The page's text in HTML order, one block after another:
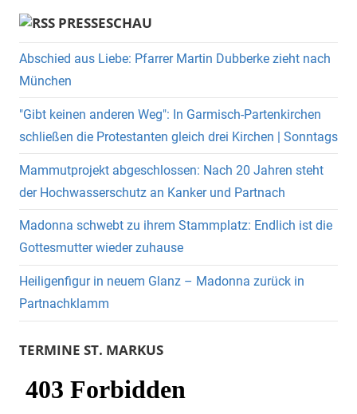
PRESSESCHAU
Abschied aus Liebe: Pfarrer Martin Dubberke zieht nach
München
"Gibt keinen anderen Weg": In Garmisch-Partenkirchen
schließen die Protestanten gleich drei Kirchen | Sonntags
Mammutprojekt abgeschlossen: Nach 20 Jahren steht
der Hochwasserschutz an Kanker und Partnach
Madonna schwebt zu ihrem Stammplatz: Endlich ist die
Gottesmutter wieder zuhause
Heiligenfigur in neuem Glanz – Madonna zurück in
Partnachklamm
TERMINE ST. MARKUS